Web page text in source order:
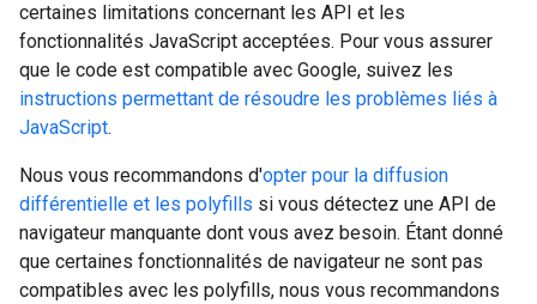
certaines limitations concernant les API et les
fonctionnalités JavaScript acceptées. Pour vous assurer
que le code est compatible avec Google, suivez les
instructions permettant de résoudre les problèmes liés à
JavaScript.
Nous vous recommandons d'opter pour la diffusion
différentielle et les polyfills si vous détectez une API de
navigateur manquante dont vous avez besoin. Étant donné
que certaines fonctionnalités de navigateur ne sont pas
compatibles avec les polyfills, nous vous recommandons